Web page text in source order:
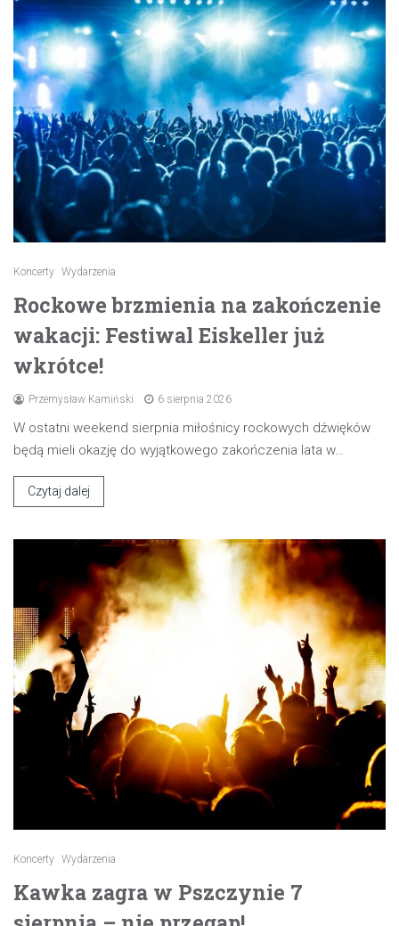
Koncerty Wydarzenia
Rockowe brzmienia na zakończenie
wakacji: Festiwal Eiskeller już
wkrótce!
Przemysław Kamiński 6 sierpnia 2026
W ostatni weekend sierpnia miłośnicy rockowych dźwięków
będą mieli okazję do wyjątkowego zakończenia lata w…
Czytaj dalej
Koncerty Wydarzenia
Kawka zagra w Pszczynie 7